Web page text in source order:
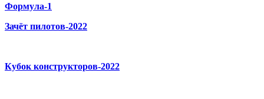
Формула-1
Зачёт пилотов-2022
Кубок конструкторов-2022